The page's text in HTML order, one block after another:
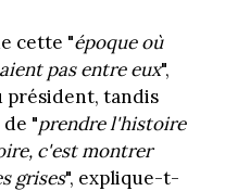
cette "époque où
pas entre eux",
président, tandis
"prendre l'histoire
c'est montrer
grises", explique-t-